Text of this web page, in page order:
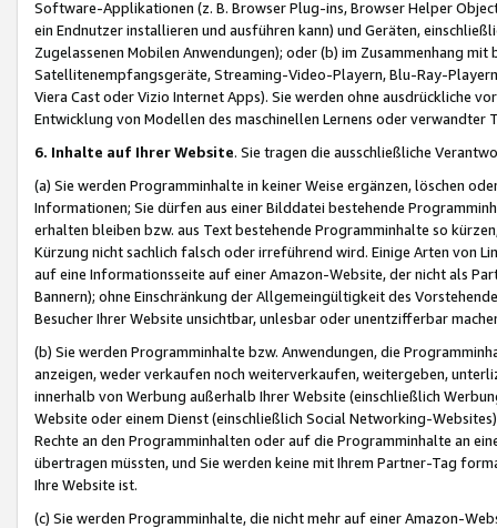
Software-Applikationen (z. B. Browser Plug-ins, Browser Helper
ein Endnutzer installieren und ausführen kann) und Geräten,
Zugelassenen Mobilen Anwendungen); oder (b) im Zusammenhang
Satellitenempfangsgeräte, Streaming-Video-Playern, Blu-Ray-
Viera Cast oder Vizio Internet Apps). Sie werden ohne ausdrückliche
Entwicklung von Modellen des maschinellen Lernens oder
6. Inhalte auf Ihrer Website. Sie tragen die ausschließliche
(a) Sie werden Programminhalte in keiner Weise ergänzen, löschen
Informationen; Sie dürfen aus einer Bilddatei bestehende
erhalten bleiben bzw. aus Text bestehende Programminhalte so
Kürzung nicht sachlich falsch oder irreführend wird. Einige Arten von
auf eine Informationsseite auf einer Amazon-Website, der nicht als
Bannern); ohne Einschränkung der Allgemeingültigkeit des
Besucher Ihrer Website unsichtbar, unlesbar oder unentzifferbar
(b) Sie werden Programminhalte bzw. Anwendungen, die
anzeigen, weder verkaufen noch weiterverkaufen, weitergeben,
innerhalb von Werbung außerhalb Ihrer Website (einschließlich
Website oder einem Dienst (einschließlich Social Networking-
Rechte an den Programminhalten oder auf die Programminhalte an
übertragen müssten, und Sie werden keine mit Ihrem Partner-Tag
Ihre Website ist.
(c) Sie werden Programminhalte, die nicht mehr auf einer Amazon-